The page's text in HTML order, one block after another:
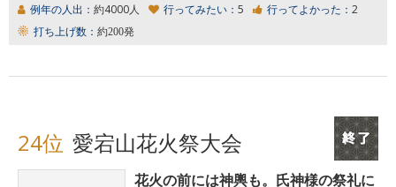
例年の人出： 約4000人 行ってみたい： 5 行ってよかった： 2
打ち上げ数： 約200発
24位 愛宕山花火祭大会
花火の前には神輿も。氏神様の祭礼に